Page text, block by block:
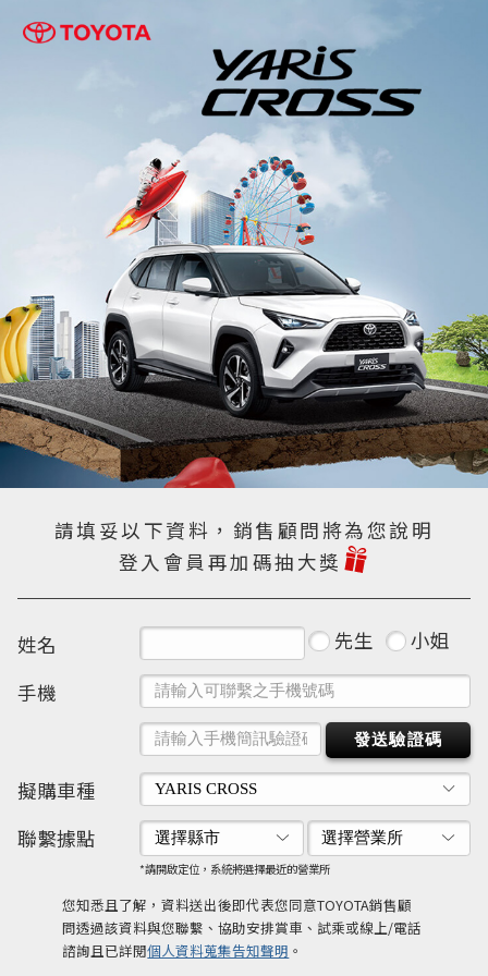
請填妥以下資料，銷售顧問將為您說明
登入會員再加碼抽大獎
姓名 先生
小姐
手機
發送驗證碼
擬購車種
聯繫據點
*請開啟定位，系統將選擇最近的營業所
您知悉且了解，資料送出後即代表您同意TOYOTA銷售顧
問透過該資料與您聯繫、協助安排賞車、試乘或線上/電話
諮詢且已詳閱個人資料蒐集告知聲明 。